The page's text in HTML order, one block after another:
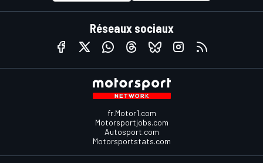
Réseaux sociaux
fr.Motor1.com
Motorsportjobs.com
Autosport.com
Motorsportstats.com